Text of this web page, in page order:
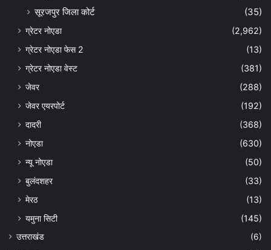
सूरजपुर जिला कोर्ट
(35)
ग्रेटर नोएडा
(2,962)
ग्रेटर नोएडा फेस 2
(13)
ग्रेटर नोएडा वेस्ट
(381)
जेवर
(288)
जेवर एयरपोर्ट
(192)
दादरी
(368)
नोएडा
(630)
न्यू नोएडा
(50)
बुलंदशहर
(33)
मेरठ
(13)
यमुना सिटी
(145)
उत्तराखंड
(6)